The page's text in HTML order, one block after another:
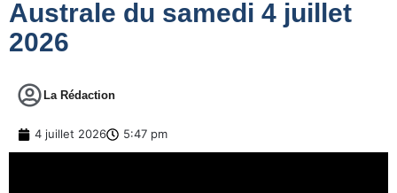
Australe du samedi 4 juillet
2026
La Rédaction
4 juillet 2026 5:47 pm